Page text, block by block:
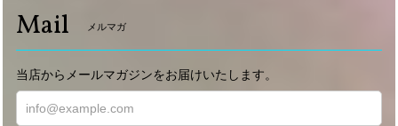
Mail メルマガ
当店からメールマガジンをお届けいたします。